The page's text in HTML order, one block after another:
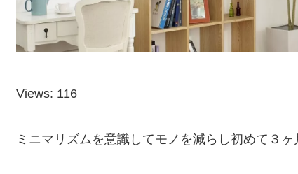
Views: 116
ミニマリズムを意識してモノを減らし初めて３